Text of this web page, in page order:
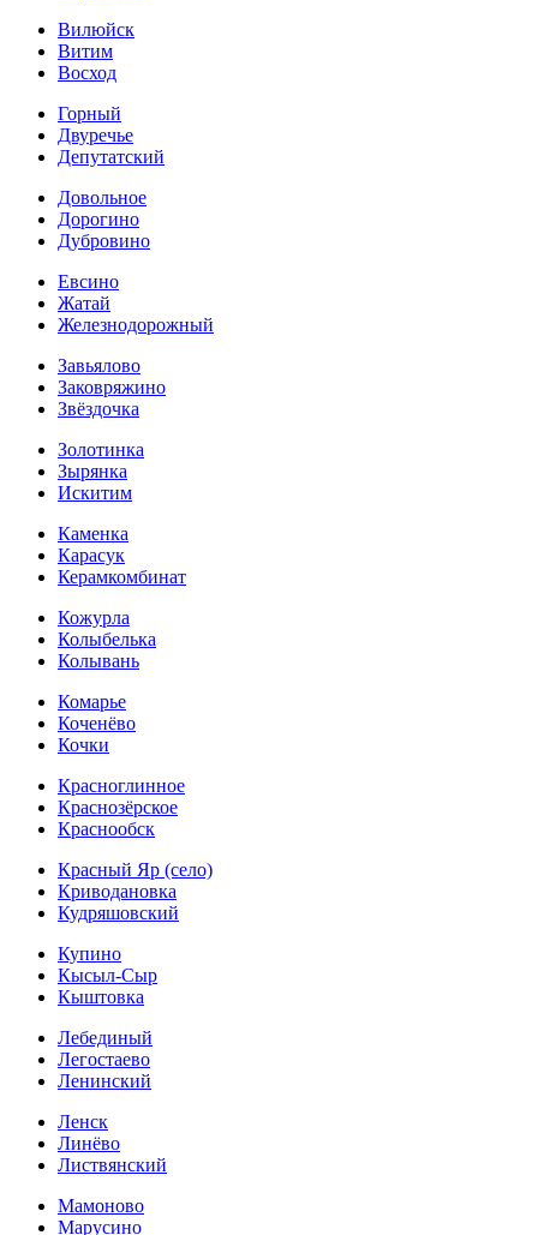
Вилюйск
Витим
Восход
Горный
Двуречье
Депутатский
Довольное
Дорогино
Дубровино
Евсино
Жатай
Железнодорожный
Завьялово
Заковряжино
Звёздочка
Золотинка
Зырянка
Искитим
Каменка
Карасук
Керамкомбинат
Кожурла
Колыбелька
Колывань
Комарье
Коченёво
Кочки
Красноглинное
Краснозёрское
Краснообск
Красный Яр (село)
Криводановка
Кудряшовский
Купино
Кысыл-Сыр
Кыштовка
Лебединый
Легостаево
Ленинский
Ленск
Линёво
Листвянский
Мамоново
Марусино